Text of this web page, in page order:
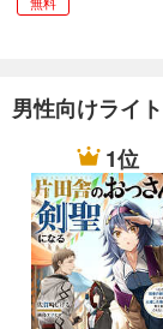
男性向けライ
1位